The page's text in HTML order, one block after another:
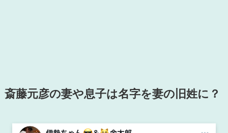
斎藤元彦の妻や息子は名字を妻の旧姓に？